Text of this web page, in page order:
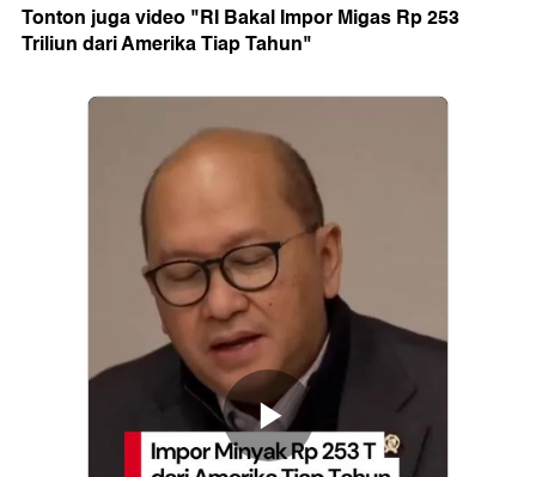
Tonton juga video "RI Bakal Impor Migas Rp 253
Triliun dari Amerika Tiap Tahun"